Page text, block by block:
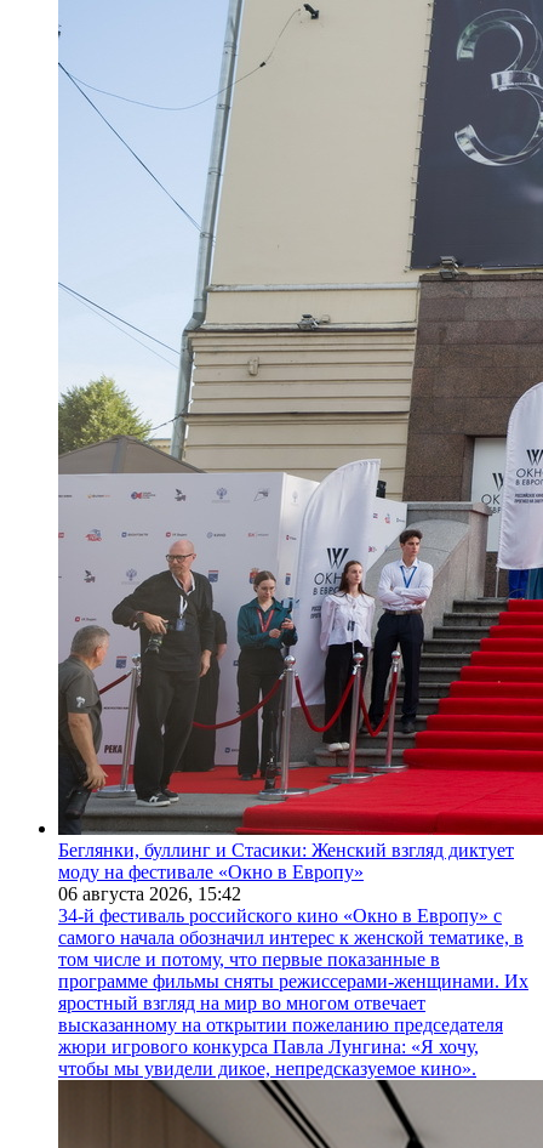
Беглянки, буллинг и Стасики: Женский взгляд диктует
моду на фестивале «Окно в Европу»
06 августа 2026, 15:42
34-й фестиваль российского кино «Окно в Европу» с
самого начала обозначил интерес к женской тематике, в
том числе и потому, что первые показанные в
программе фильмы сняты режиссерами-женщинами. Их
яростный взгляд на мир во многом отвечает
высказанному на открытии пожеланию председателя
жюри игрового конкурса Павла Лунгина: «Я хочу,
чтобы мы увидели дикое, непредсказуемое кино».